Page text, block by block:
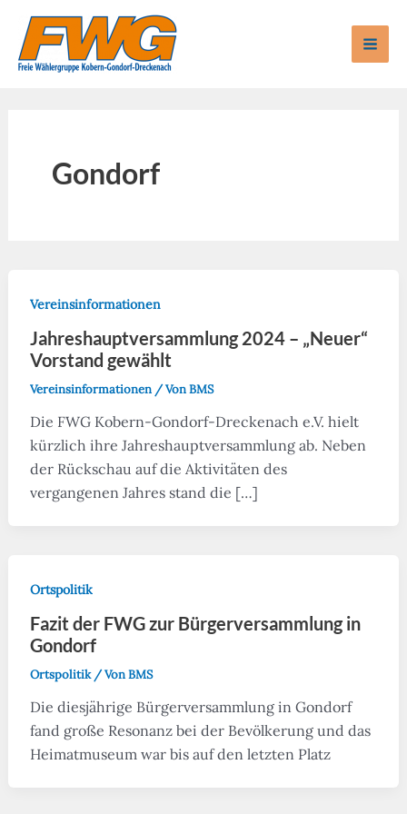
Inhalt
springen
Gondorf
Vereinsinformationen
Jahreshauptversammlung 2024 – „Neuer“
Vorstand gewählt
Vereinsinformationen/ VonBMS
Die FWG Kobern-Gondorf-Dreckenach e.V. hielt
kürzlich ihre Jahreshauptversammlung ab. Neben
der Rückschau auf die Aktivitäten des
vergangenen Jahres stand die […]
Ortspolitik
Fazit der FWG zur Bürgerversammlung in
Gondorf
Ortspolitik/ VonBMS
Die diesjährige Bürgerversammlung in Gondorf
fand große Resonanz bei der Bevölkerung und das
Heimatmuseum war bis auf den letzten Platz